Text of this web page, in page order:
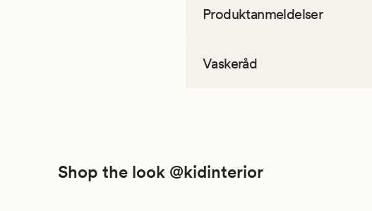
Produktanmeldelser
Vaskeråd
Shop the look @kidinterior